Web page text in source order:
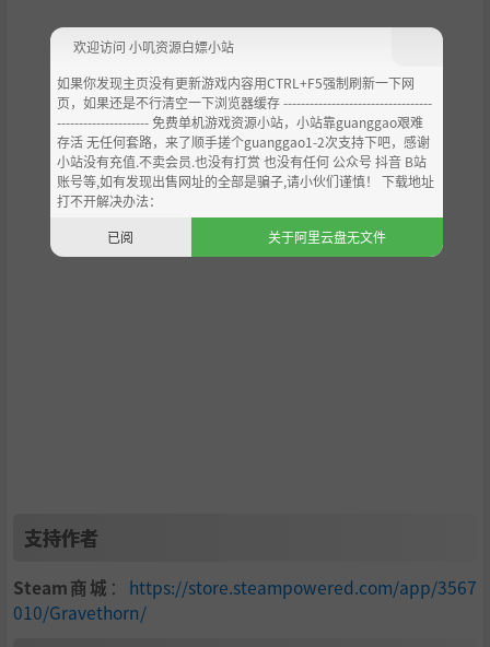
首领战是旅程中的重要节点，每一位都反映了诅咒以及未能
遏制它的体制的一部分。
击败他们并不会带来解脱，只是让你得以继续前行。
Gravethorn是一款关于坚持、后果，以及未竟忏悔所带来
的沉重负担的游戏。
支持作者
Steam商城 ： https://store.steampowered.com/app/3567
010/Gravethorn/
欢迎访问 小叽资源白嫖小站
如果你发现主页没有更新游戏内容用CTRL+F5强制刷新一下网
页，如果还是不行清空一下浏览器缓存 ----------------------------------
--------------------- 免费单机游戏资源小站，小站靠guanggao艰难
存活 无任何套路，来了顺手搓个guanggao1-2次支持下吧，感谢
小站没有充值.不卖会员.也没有打赏 也没有任何 公众号 抖音 B站
账号等,如有发现出售网址的全部是骗子,请小伙们谨慎！ 下载地址
打不开解决办法：
已阅
关于阿里云盘无文件